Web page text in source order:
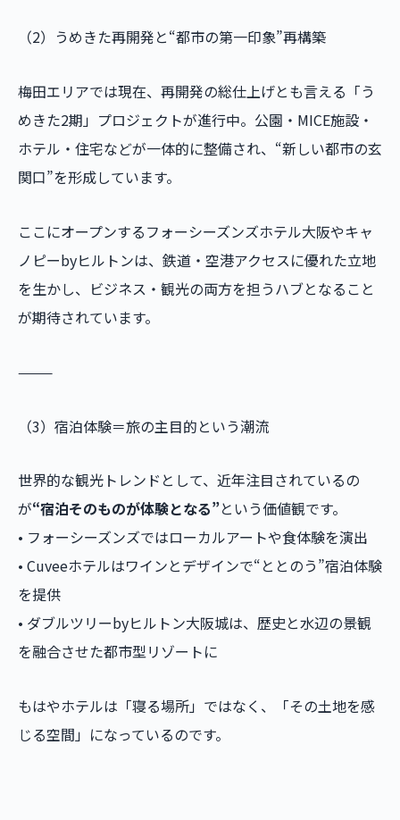
（2）うめきた再開発と“都市の第一印象”再構築
梅田エリアでは現在、再開発の総仕上げとも言える「う
めきた2期」プロジェクトが進行中。公園・MICE施設・
ホテル・住宅などが一体的に整備され、“新しい都市の玄
関口”を形成しています。
ここにオープンするフォーシーズンズホテル大阪やキャ
ノピーbyヒルトンは、鉄道・空港アクセスに優れた立地
を生かし、ビジネス・観光の両方を担うハブとなること
が期待されています。
⸻
（3）宿泊体験＝旅の主目的という潮流
世界的な観光トレンドとして、近年注目されているの
が“宿泊そのものが体験となる”という価値観です。
• フォーシーズンズではローカルアートや食体験を演出
• Cuveeホテルはワインとデザインで“ととのう”宿泊体験
を提供
• ダブルツリーbyヒルトン大阪城は、歴史と水辺の景観
を融合させた都市型リゾートに
もはやホテルは「寝る場所」ではなく、「その土地を感
じる空間」になっているのです。